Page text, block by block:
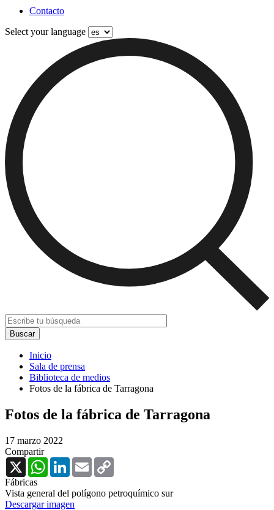
Contacto
Select your language
Inicio
Sala de prensa
Biblioteca de medios
Fotos de la fábrica de Tarragona
Fotos de la fábrica de Tarragona
17 marzo 2022
Compartir
X
WhatsAppLinkedInEmail
Fábricas
Vista general del polígono petroquímico sur
Descargar imagen